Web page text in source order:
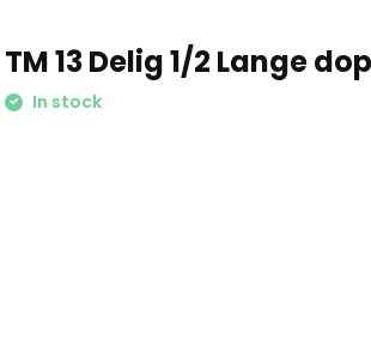
TM 13 Delig 1/2 Lange
In stock